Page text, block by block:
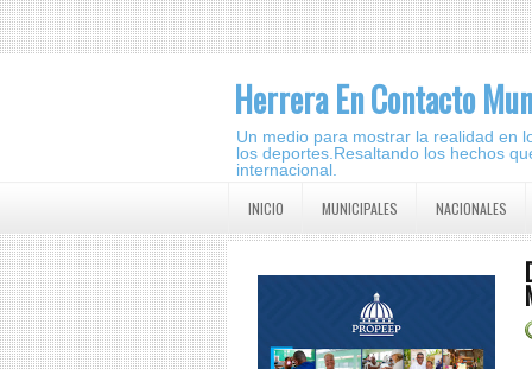
Herrera En Contacto
Un medio para mostrar la realidad en
los deportes.Resaltando los hechos
internacional.
INICIO MUNICIPALES NACIONALES